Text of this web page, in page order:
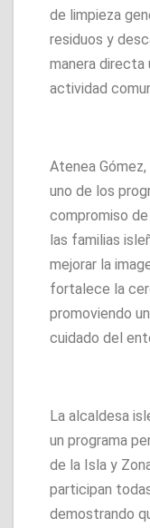
de limpieza
residuos y
manera directa
actividad
Atenea
uno de los
compromiso
las familias
mejorar la
fortalece la
promoviendo
cuidado del
La alcaldesa
un programa
de la Isla y
participan
demostrando